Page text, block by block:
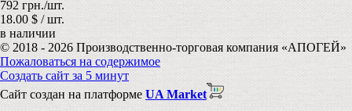
792 грн./шт.
18.00 $ / шт.
в наличии
© 2018 - 2026 Производственно-торговая компания «АПОГЕЙ»
Пожаловаться на содержимое
Создать сайт за 5 минут
Сайт создан на платформе UA Market